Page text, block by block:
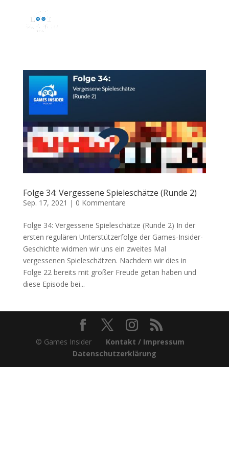
Folge 34: Vergessene Spieleschätze (Runde 2)
Sep. 17, 2021 | 0 Kommentare
Folge 34: Vergessene Spieleschätze (Runde 2) In der
ersten regulären Unterstützerfolge der Games-Insider-
Geschichte widmen wir uns ein zweites Mal
vergessenen Spieleschätzen. Nachdem wir dies in
Folge 22 bereits mit großer Freude getan haben und
diese Episode bei...
© Games Insider Kontakt / Impressum
Datenschutzerklärung